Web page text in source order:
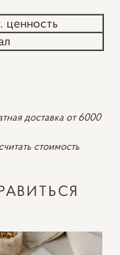
ценность
доставка от 6000
стоимость